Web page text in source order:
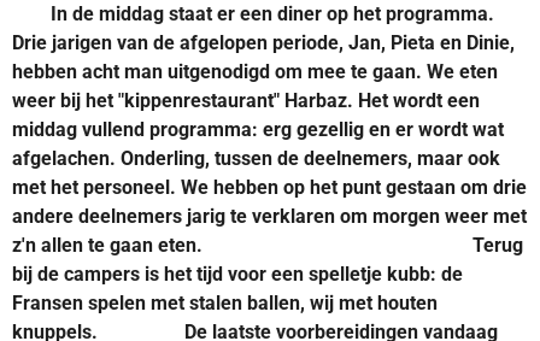
In de middag staat er een diner op het programma.
Drie jarigen van de afgelopen periode, Jan, Pieta en Dinie,
hebben acht man uitgenodigd om mee te gaan. We eten
weer bij het "kippenrestaurant" Harbaz. Het wordt een
middag vullend programma: erg gezellig en er wordt wat
afgelachen. Onderling, tussen de deelnemers, maar ook
met het personeel. We hebben op het punt gestaan om drie
andere deelnemers jarig te verklaren om morgen weer met
z'n allen te gaan eten. Terug
bij de campers is het tijd voor een spelletje kubb: de
Fransen spelen met stalen ballen, wij met houten
knuppels. De laatste voorbereidingen vandaag